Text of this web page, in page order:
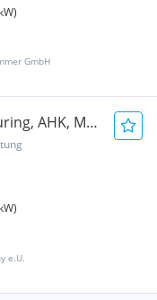
GmbH
AHK, M
e.U.